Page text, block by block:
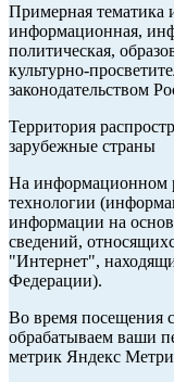
Примерная тематика
информационная,
политическая,
культурно-
законодательством
Территория
зарубежные страны
На информационном
технологии
информации на
сведений,
"Интернет",
Федерации).
Во время посещения
обрабатываем ваши
метрик Яндекс